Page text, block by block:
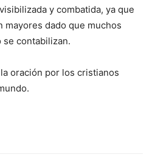
y combatida, ya que
mayores dado que muchos
se contabilizan.
oración por los cristianos